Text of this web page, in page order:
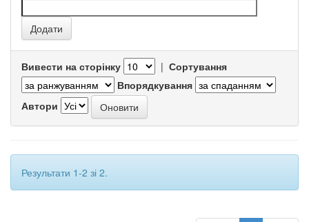
Вивести на сторінку | Сортування
Впорядкування
Автори
Результати 1-2 зі 2.